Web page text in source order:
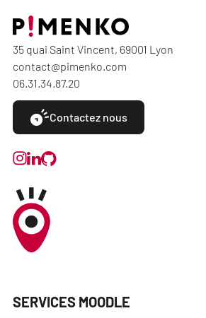
35 quai Saint Vincent, 69001 Lyon
contact@pimenko.com
06.31.34.87.20
Contactez nous
SERVICES MOODLE